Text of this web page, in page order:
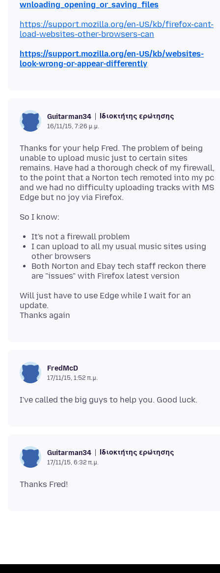
wnloading_opening_or_saving_files
https://support.mozilla.org/en-US/kb/firefox-cant-
load-websites-other-browsers-can
https://support.mozilla.org/en-US/kb/websites-
look-wrong-or-appear-differently
Guitarman34 Ιδιοκτήτης ερώτησης
16/11/15, 7:26 μ.μ.
Thanks for your help Fred. The problem of being
unable to upload music just to certain sites
remains. Have had a thorough check of my firewall,
to the point that a Norton tech remoted into my pc
and we had no difficulty uploading tracks with MS
It's not a firewall problem
I can upload to all my usual music sites using
other browsers
Both Norton and Ebay tech staff reckon there
are "issues" with Firefox latest version
Will just have to use Edge while I wait for an
update.
FredMcD
17/11/15, 1:52 π.μ.
Guitarman34 Ιδιοκτήτης ερώτησης
17/11/15, 6:32 π.μ.